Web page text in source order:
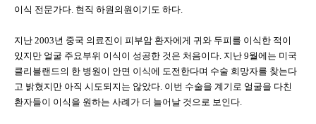
이식 전문가다. 현직 하원의원이기도 하다.
지난 2003년 중국 의료진이 피부암 환자에게 귀와 두피를 이식한 적이
있지만 얼굴 주요부위 이식이 성공한 것은 처음이다. 지난 9월에는 미국
클리블랜드의 한 병원이 안면 이식에 도전한다며 수술 희망자를 찾는다
고 밝혔지만 아직 시도되지는 않았다. 이번 수술을 계기로 얼굴을 다친
환자들이 이식을 원하는 사례가 더 늘어날 것으로 보인다.